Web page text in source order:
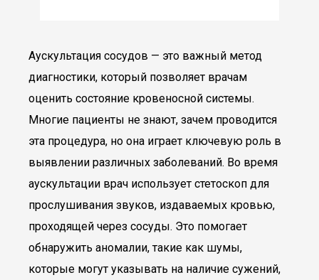
Аускультация сосудов — это важный метод
диагностики, который позволяет врачам
оценить состояние кровеносной системы.
Многие пациенты не знают, зачем проводится
эта процедура, но она играет ключевую роль в
выявлении различных заболеваний. Во время
аускультации врач использует стетоскоп для
прослушивания звуков, издаваемых кровью,
проходящей через сосуды. Это помогает
обнаружить аномалии, такие как шумы,
которые могут указывать на наличие сужений,